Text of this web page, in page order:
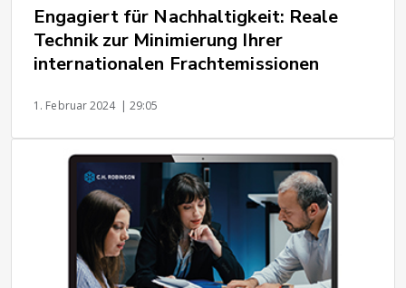
Engagiert für Nachhaltigkeit: Reale
Technik zur Minimierung Ihrer
internationalen Frachtemissionen
1. Februar 2024 | 29:05